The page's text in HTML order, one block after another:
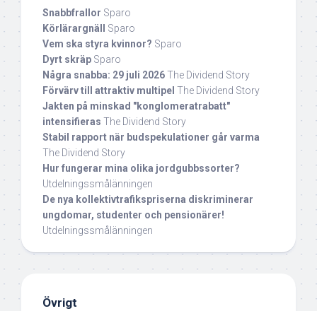
Snabbfrallor Sparo
Körlärargnäll
Sparo
Vem ska styra kvinnor? Sparo
Dyrt skräp Sparo
Några snabba: 29 juli 2026The Dividend Story
Förvärv till attraktiv multipel The Dividend Story
Jakten på minskad "konglomeratrabatt"
intensifieras The Dividend Story
Stabil rapport när budspekulationer går varma
The Dividend Story
Hur fungerar mina olika jordgubbssorter?
Utdelningssmålänningen
De nya kollektivtrafikspriserna diskriminerar
ungdomar, studenter och pensionärer!
Utdelningssmålänningen
Övrigt